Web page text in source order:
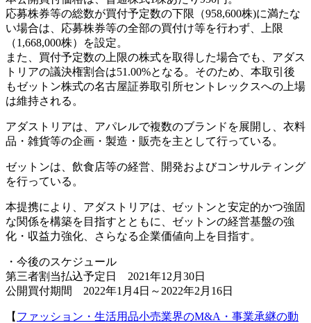
応募株券等の総数が買付予定数の下限（958,600株)に満たな
い場合は、応募株券等の全部の買付け等を行わず、上限
（1,668,000株）を設定。
また、買付予定数の上限の株式を取得した場合でも、アダス
トリアの議決権割合は51.00%となる。そのため、本取引後
もゼットン株式の名古屋証券取引所セントレックスへの上場
は維持される。
アダストリアは、アパレルで複数のブランドを展開し、衣料
品・雑貨等の企画・製造・販売を主として行っている。
ゼットンは、飲食店等の経営、開発およびコンサルティング
を行っている。
本提携により、アダストリアは、ゼットンと安定的かつ強固
な関係を構築を目指すとともに、ゼットンの経営基盤の強
化・収益力強化、さらなる企業価値向上を目指す。
・今後のスケジュール
第三者割当払込予定日 2021年12月30日
公開買付期間 2022年1月4日～2022年2月16日
【 ファッション・生活用品小売業界のM&A・事業承継の動